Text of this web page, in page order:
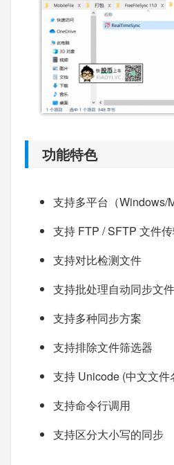
功能特色
支持多平台（Windows/
支持 FTP / SFTP 文件
支持对比检测文件
支持批处理自动同步文件
支持多种同步方案
支持排除文件筛选器
支持 Unicode (中文文件
支持命令行调用
支持区分大小写的同步